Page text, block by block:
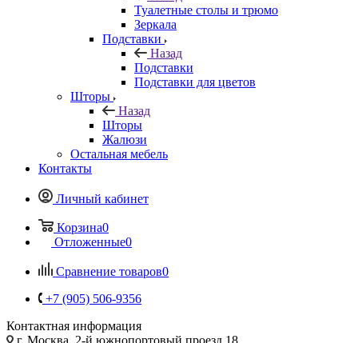
Туалетные столы и трюмо
Зеркала
Подставки
Назад
Подставки
Подставки для цветов
Шторы
Назад
Шторы
Жалюзи
Остальная мебель
Контакты
Личный кабинет
Корзина0
Отложенные0
Сравнение товаров0
+7 (905) 506-9356
Контактная информация
г. Москва, 2-й южнопортовый проезд 18